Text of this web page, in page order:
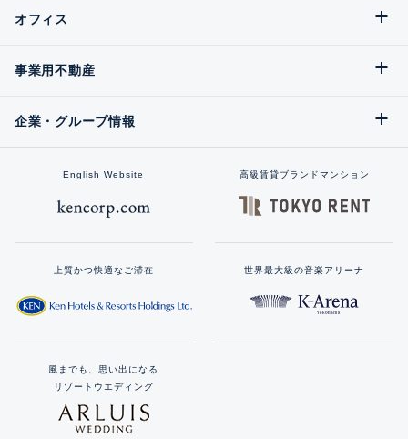
オフィス
事業用不動産
企業・グループ情報
English Website 高級賃貸ブランドマンション
上質かつ快適なご滞在 世界最大級の音楽アリーナ
風までも、思い出になる
リゾートウエディング